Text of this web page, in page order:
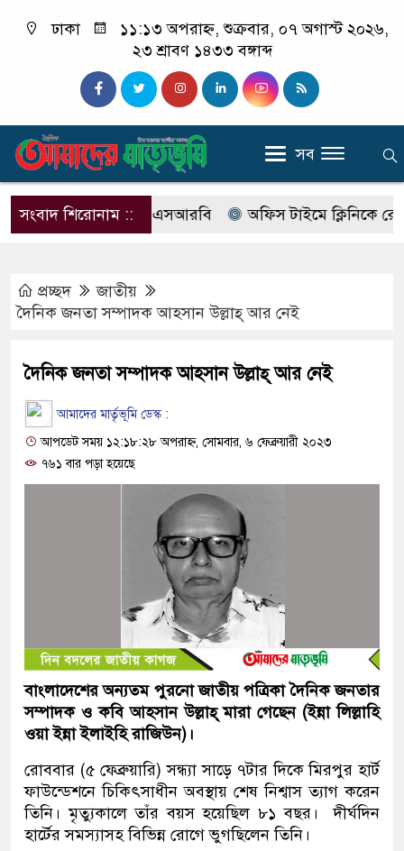
ঢাকা
১১:১৩ অপরাহ্ন, শুক্রবার, ০৭ অগাস্ট ২০২৬,
২৩ শ্রাবণ ১৪৩৩ বঙ্গাব্দ
সব
সংবাদ শিরোনাম ::
নাম বদলে আসছে এসআরবি অফিস টাইমে ক্লিনিকে রোগী
প্রচ্ছদ
জাতীয়
দৈনিক জনতা সম্পাদক আহসান উল্লাহ্ আর নেই
দৈনিক জনতা সম্পাদক আহসান উল্লাহ্ আর নেই
আমাদের মার্তৃভূমি ডেস্ক :
আপডেট সময় ১২:১৮:২৮ অপরাহ্ন, সোমবার, ৬ ফেব্রুয়ারী ২০২৩
৭৬১ বার পড়া হয়েছে
বাংলাদেশের অন্যতম পুরনো জাতীয় পত্রিকা দৈনিক জনতার
সম্পাদক ও কবি আহসান উল্লাহ্ মারা গেছেন (ইন্না লিল্লাহি
ওয়া ইন্না ইলাইহি রাজিউন)।
রোববার (৫ ফেব্রুয়ারি) সন্ধ্যা সাড়ে ৭টার দিকে মিরপুর হার্ট
ফাউন্ডেশনে চিকিৎসাধীন অবস্থায় শেষ নিশ্বাস ত্যাগ করেন
তিনি। মৃত্যুকালে তাঁর বয়স হয়েছিল ৮১ বছর। দীর্ঘদিন
হার্টের সমস্যাসহ বিভিন্ন রোগে ভুগছিলেন তিনি।